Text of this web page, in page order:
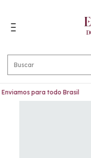
para todo Brasil